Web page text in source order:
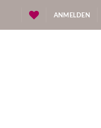
ANMELDEN